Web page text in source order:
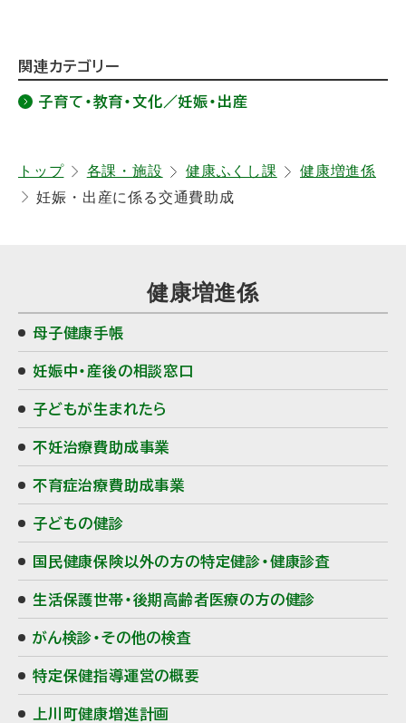
ッ
プ
戻
る
関連カテゴリー
子育て・教育・文化／妊娠・出産
トップ 各課・施設 健康ふくし課
健康増進係
妊娠・出産に係る交通費助成
メ
ニ
ー
健康増進係
母子健康手帳
妊娠中・産後の相談窓口
子どもが生まれたら
不妊治療費助成事業
不育症治療費助成事業
子どもの健診
国民健康保険以外の方の特定健診・健康診査
生活保護世帯・後期高齢者医療の方の健診
がん検診・その他の検査
特定保健指導運営の概要
上川町健康増進計画